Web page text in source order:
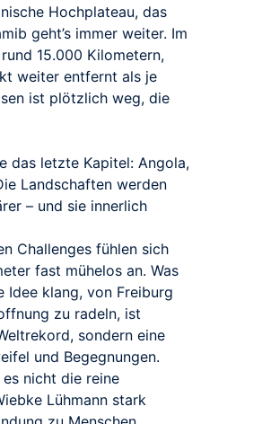
Hochplateau, das
geht’s immer weiter. Im
15.000 Kilometern,
weiter entfernt als je
ist plötzlich weg, die
das letzte Kapitel: Angola,
Landschaften werden
– und sie innerlich
Challenges fühlen sich
fast mühelos an. Was
Idee klang, von Freiburg
zu radeln, ist
sondern eine
und Begegnungen.
nicht die reine
Lühmann stark